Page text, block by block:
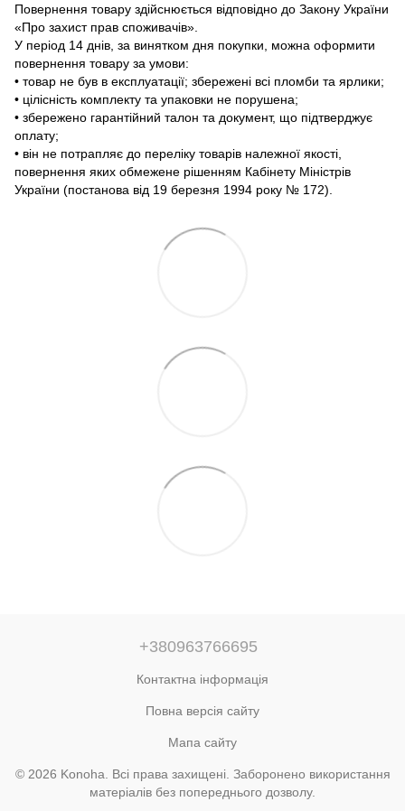
Повернення товару здійснюється відповідно до Закону України
«Про захист прав споживачів».
У період 14 днів, за винятком дня покупки, можна оформити
повернення товару за умови:
• товар не був в експлуатації; збережені всі пломби та ярлики;
• цілісність комплекту та упаковки не порушена;
• збережено гарантійний талон та документ, що підтверджує
оплату;
• він не потрапляє до переліку товарів належної якості,
повернення яких обмежене рішенням Кабінету Міністрів
України (постанова від 19 березня 1994 року № 172).
+380963766695
Контактна інформація
Повна версія сайту
Мапа сайту
© 2026 Konoha. Всі права захищені. Заборонено використання
матеріалів без попереднього дозволу.